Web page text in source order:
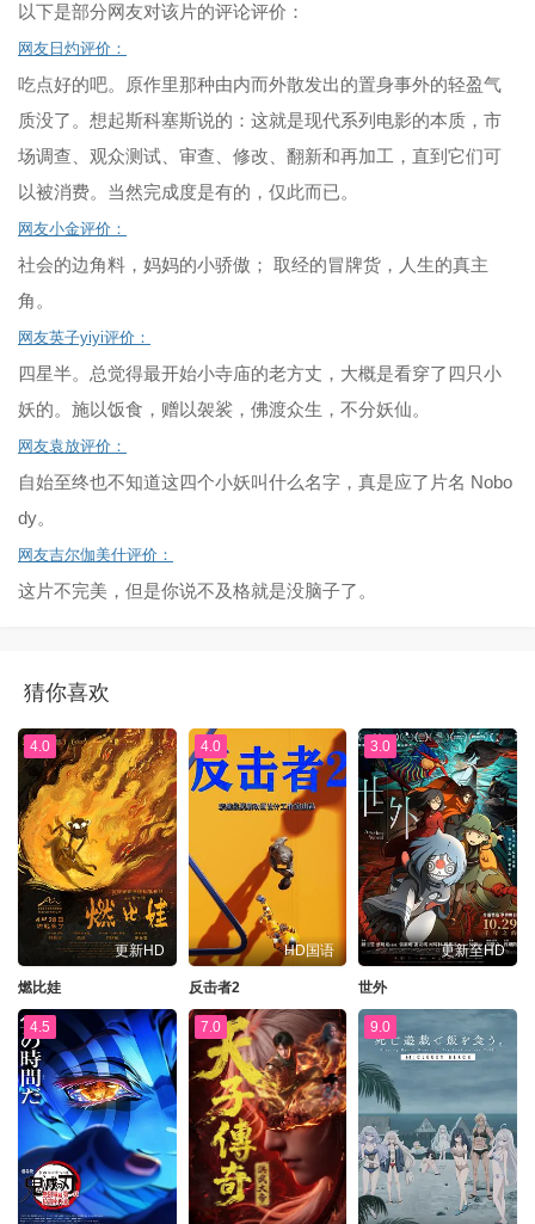
以下是部分网友对该片的评论评价：
网友日灼评价：
吃点好的吧。原作里那种由内而外散发出的置身事外的轻盈气
质没了。想起斯科塞斯说的：这就是现代系列电影的本质，市
场调查、观众测试、审查、修改、翻新和再加工，直到它们可
以被消费。当然完成度是有的，仅此而已。
网友小金评价：
社会的边角料，妈妈的小骄傲； 取经的冒牌货，人生的真主
角。
网友英子yiyi评价：
四星半。总觉得最开始小寺庙的老方丈，大概是看穿了四只小
妖的。施以饭食，赠以袈裟，佛渡众生，不分妖仙。
网友袁放评价：
自始至终也不知道这四个小妖叫什么名字，真是应了片名 Nobo
dy。
网友吉尔伽美什评价：
这片不完美，但是你说不及格就是没脑子了。
猜你喜欢
4.0
更新HD
燃比娃
4.0
HD国语
反击者2
3.0
更新至HD
世外
4.5 7.0 9.0